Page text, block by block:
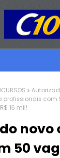
com
16 mil!
novo
50